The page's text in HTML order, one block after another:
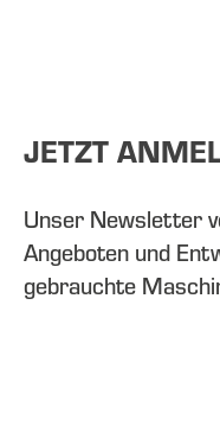
JETZT
Unser Newsletter
Angeboten und
gebrauchte